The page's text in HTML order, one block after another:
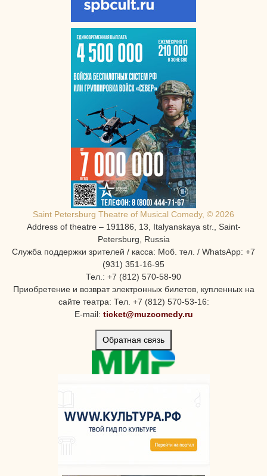
Saint Petersburg Theatre of Musical Comedy, © 2026
Address of theatre – 191186, 13, Italyanskaya str., Saint-
Petersburg, Russia
Служба поддержки зрителей / касса: Моб. тел. / WhatsApp: +7
(931) 351-16-95
Тел.: +7 (812) 570-58-90
Приобретение и возврат электронных билетов, купленных на
сайте театра: Тел. +7 (812) 570-53-16:
E-mail: ticket@muzcomedy.ru
Обратная связь